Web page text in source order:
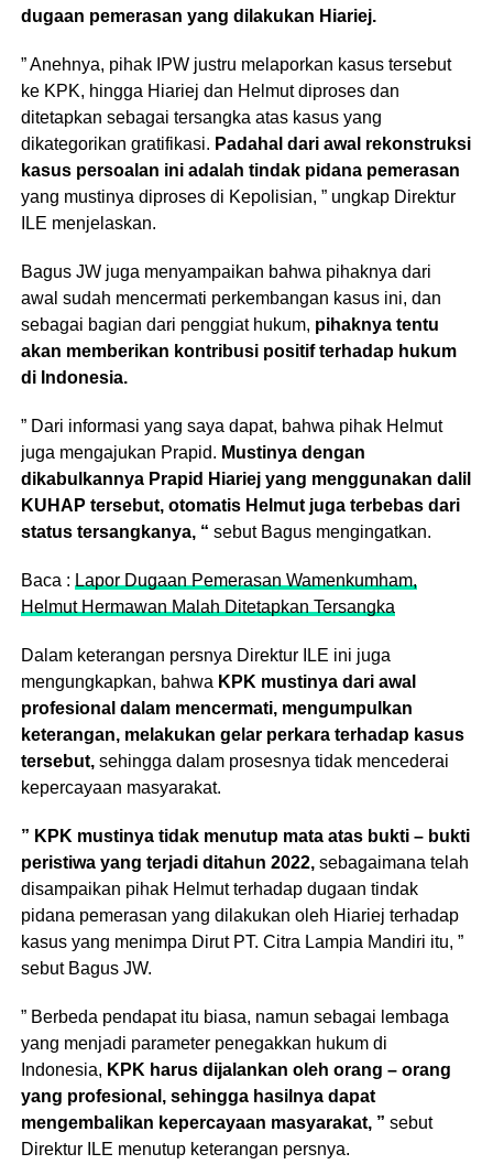
dugaan pemerasan yang dilakukan Hiariej.
” Anehnya, pihak IPW justru melaporkan kasus tersebut
ke KPK, hingga Hiariej dan Helmut diproses dan
ditetapkan sebagai tersangka atas kasus yang
dikategorikan gratifikasi. Padahal dari awal rekonstruksi
kasus persoalan ini adalah tindak pidana pemerasan
yang mustinya diproses di Kepolisian, ” ungkap Direktur
ILE menjelaskan.
Bagus JW juga menyampaikan bahwa pihaknya dari
awal sudah mencermati perkembangan kasus ini, dan
sebagai bagian dari penggiat hukum, pihaknya tentu
akan memberikan kontribusi positif terhadap hukum
di Indonesia.
” Dari informasi yang saya dapat, bahwa pihak Helmut
juga mengajukan Prapid. Mustinya dengan
dikabulkannya Prapid Hiariej yang menggunakan dalil
KUHAP tersebut, otomatis Helmut juga terbebas dari
status tersangkanya, “ sebut Bagus mengingatkan.
Baca : Lapor Dugaan Pemerasan Wamenkumham,
Helmut Hermawan Malah Ditetapkan Tersangka
Dalam keterangan persnya Direktur ILE ini juga
mengungkapkan, bahwa KPK mustinya dari awal
profesional dalam mencermati, mengumpulkan
keterangan, melakukan gelar perkara terhadap kasus
tersebut,sehingga dalam prosesnya tidak mencederai
kepercayaan masyarakat.
” KPK mustinya tidak menutup mata atas bukti – bukti
peristiwa yang terjadi ditahun 2022, sebagaimana telah
disampaikan pihak Helmut terhadap dugaan tindak
pidana pemerasan yang dilakukan oleh Hiariej terhadap
kasus yang menimpa Dirut PT. Citra Lampia Mandiri itu, ”
sebut Bagus JW.
” Berbeda pendapat itu biasa, namun sebagai lembaga
yang menjadi parameter penegakkan hukum di
Indonesia, KPK harus dijalankan oleh orang – orang
yang profesional, sehingga hasilnya dapat
mengembalikan kepercayaan masyarakat, ” sebut
Direktur ILE menutup keterangan persnya.